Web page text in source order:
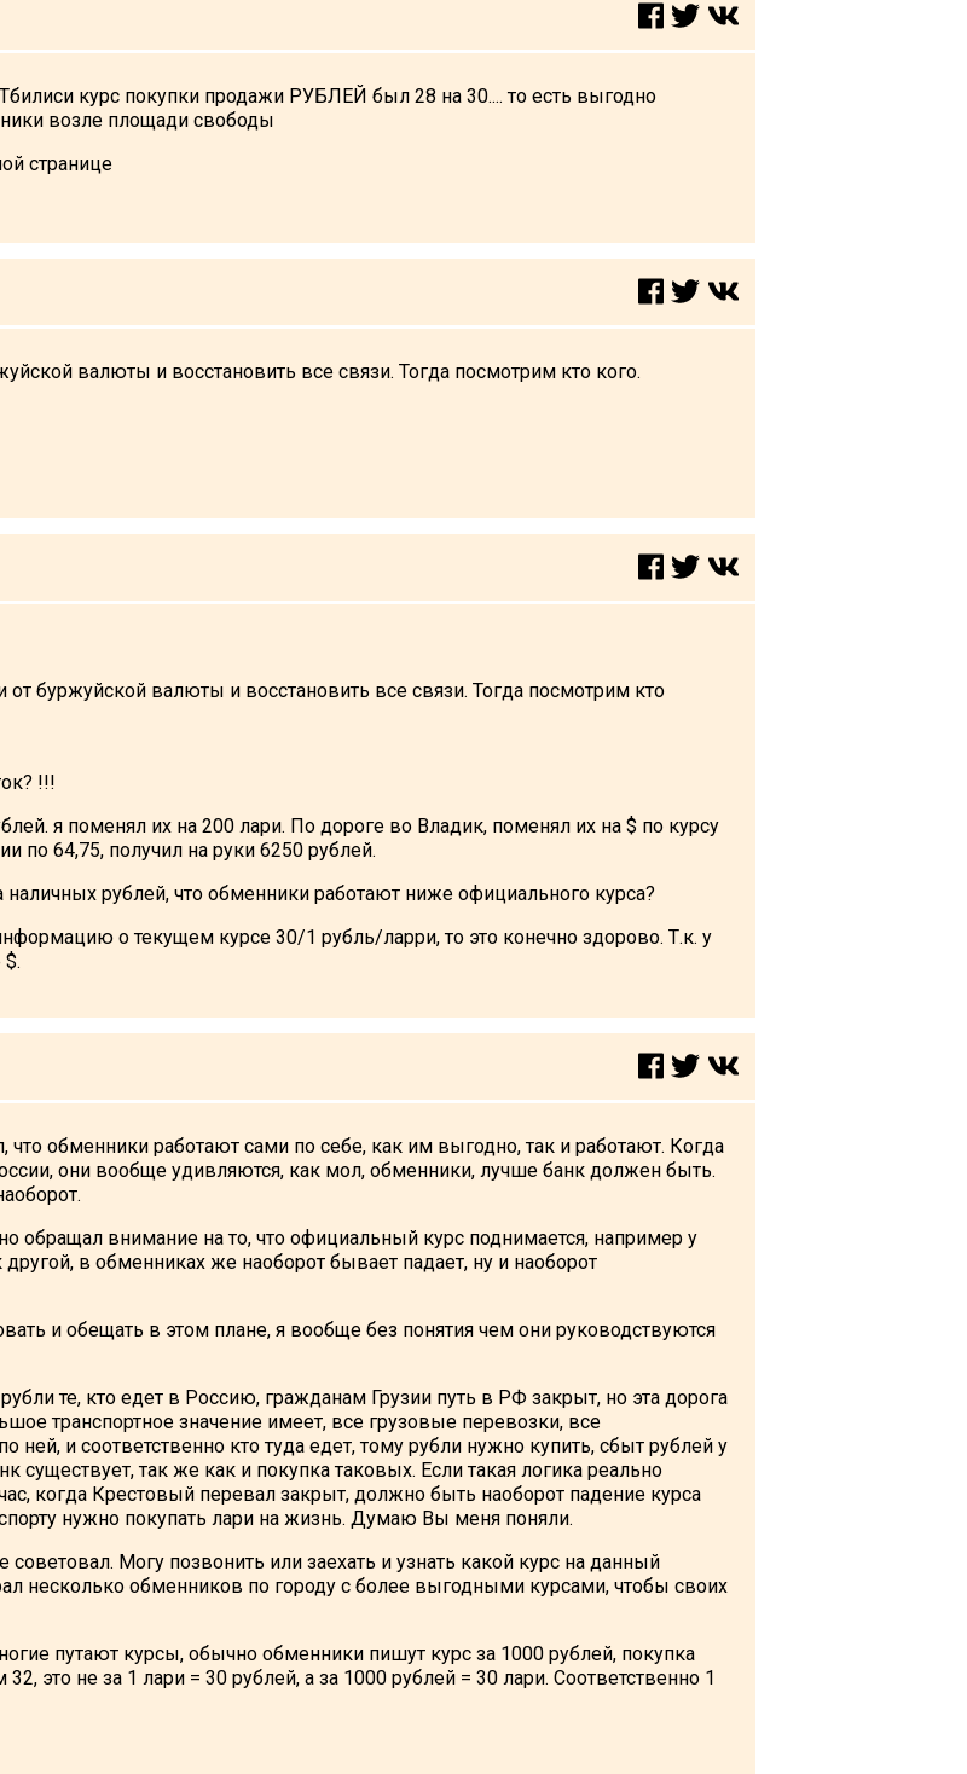
курс покупки продажи РУБЛЕЙ был 28 на 30.... то есть выгодно
возле площади свободы
странице
валюты и восстановить все связи. Тогда посмотрим кто кого.
от буржуйской валюты и восстановить все связи. Тогда посмотрим кто
!!!
я поменял их на 200 лари. По дороге во Владик, поменял их на $ по курсу
по 64,75, получил на руки 6250 рублей.
наличных рублей, что обменники работают ниже официального курса?
о текущем курсе 30/1 рубль/ларри, то это конечно здорово. Т.к. у
что обменники работают сами по себе, как им выгодно, так и работают. Когда
они вообще удивляются, как мол, обменники, лучше банк должен быть.
обращал внимание на то, что официальный курс поднимается, например у
в обменниках же наоборот бывает падает, ну и наоборот
и обещать в этом плане, я вообще без понятия чем они руководствуются
те, кто едет в Россию, гражданам Грузии путь в РФ закрыт, но эта дорога
транспортное значение имеет, все грузовые перевозки, все
ней, и соответственно кто туда едет, тому рубли нужно купить, сбыт рублей у
существует, так же как и покупка таковых. Если такая логика реально
когда Крестовый перевал закрыт, должно быть наоборот падение курса
нужно покупать лари на жизнь. Думаю Вы меня поняли.
советовал. Могу позвонить или заехать и узнать какой курс на данный
несколько обменников по городу с более выгодными курсами, чтобы своих
путают курсы, обычно обменники пишут курс за 1000 рублей, покупка
это не за 1 лари = 30 рублей, а за 1000 рублей = 30 лари. Соответственно 1